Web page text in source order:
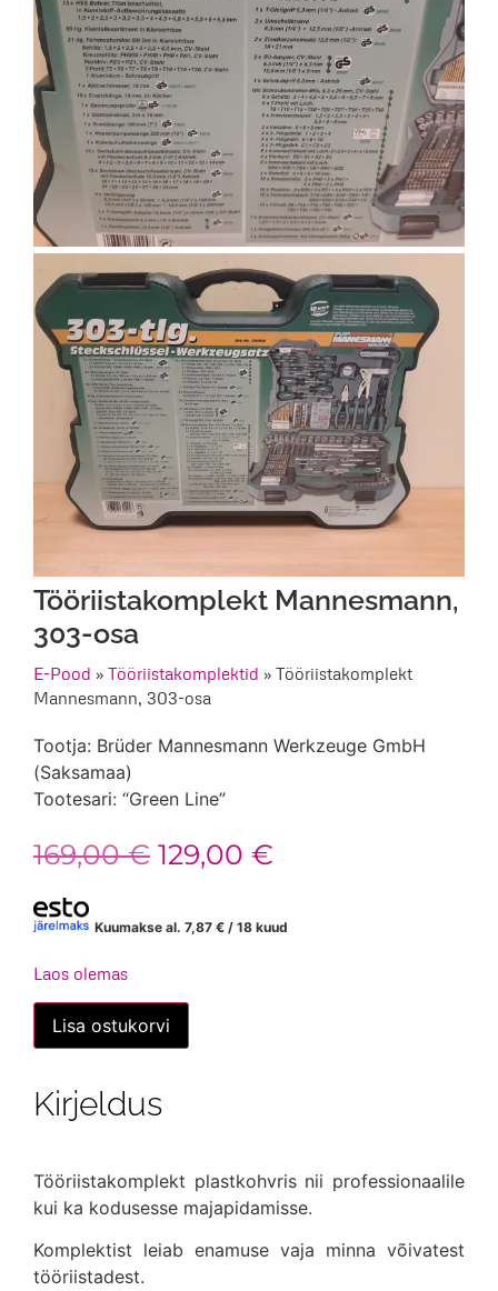
Tööriistakomplekt Mannesmann,
303-osa
E-Pood » Tööriistakomplektid » Tööriistakomplekt
Mannesmann, 303-osa
Tootja: Brüder Mannesmann Werkzeuge GmbH
(Saksamaa)
Tootesari: “Green Line”
169,00€ Algne
oli:
129,00 €
on:
Kuumakse al. 7,87 € / 18 kuud
Laos olemas
Tööriistakomplekt
Mannesmann,
303-
Lisa ostukorvi
Kirjeldus
Tööriistakomplekt plastkohvris nii professionaalile
kui ka kodusesse majapidamisse.
Komplektist leiab enamuse vaja minna võivatest
tööriistadest.